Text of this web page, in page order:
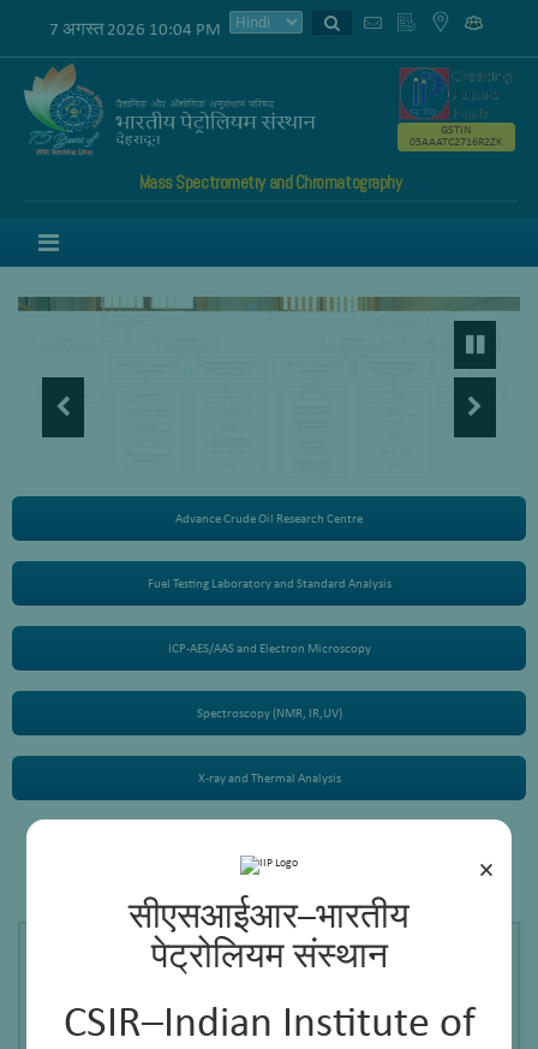
×
सीएसआईआर–भारतीय
पेट्रोलियम संस्थान
CSIR–Indian Institute of
7 अगस्त 2026 10:04 PM
Mass Spectrometry and Chromatography
GSTIN
05AAATC2716R2ZK
Advance Crude Oil Research Centre
Fuel Testing Laboratory and Standard Analysis
ICP-AES/AAS and Electron Microscopy
Spectroscopy (NMR, IR,UV)
X-ray and Thermal Analysis
अनुसंधान प्रमुखताएं
[caption id="attachment_650" align="alignnone" width="300"]